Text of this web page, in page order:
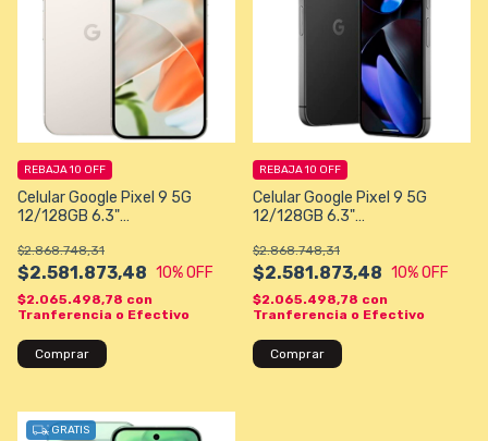
Celular Google Pixel 9 5G
12/128GB 6.3"
$2.581.873,48
$2.868.748,31
10% OFF
REBAJA 10 OFF
$2.065.498,78 con
Tranferencia o Efectivo
Comprar
Celular Google Pixel 9 5G
12/128GB 6.3"
$2.581.873,48
$2.868.748,31
10% OFF
REBAJA 10 OFF
$2.065.498,78 con
Tranferencia o Efectivo
Comprar
GRATIS